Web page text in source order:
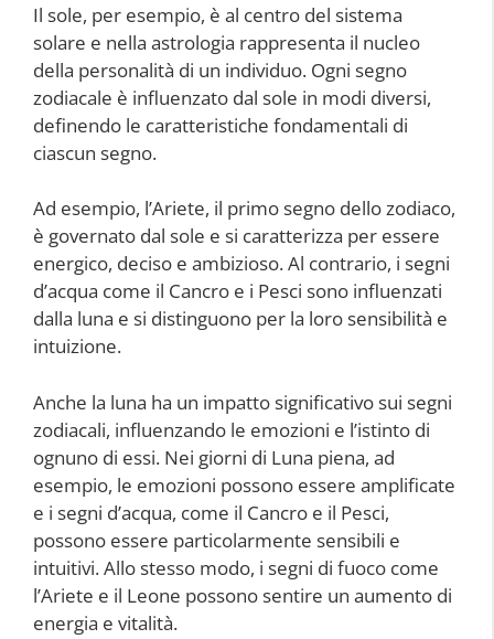
Il sole, per esempio, è al centro del sistema
solare e nella astrologia rappresenta il nucleo
della personalità di un individuo. Ogni segno
zodiacale è influenzato dal sole in modi diversi,
definendo le caratteristiche fondamentali di
ciascun segno.
Ad esempio, l’Ariete, il primo segno dello zodiaco,
è governato dal sole e si caratterizza per essere
energico, deciso e ambizioso. Al contrario, i segni
d’acqua come il Cancro e i Pesci sono influenzati
dalla luna e si distinguono per la loro sensibilità e
intuizione.
Anche la luna ha un impatto significativo sui segni
zodiacali, influenzando le emozioni e l’istinto di
ognuno di essi. Nei giorni di Luna piena, ad
esempio, le emozioni possono essere amplificate
e i segni d’acqua, come il Cancro e il Pesci,
possono essere particolarmente sensibili e
intuitivi. Allo stesso modo, i segni di fuoco come
l’Ariete e il Leone possono sentire un aumento di
energia e vitalità.